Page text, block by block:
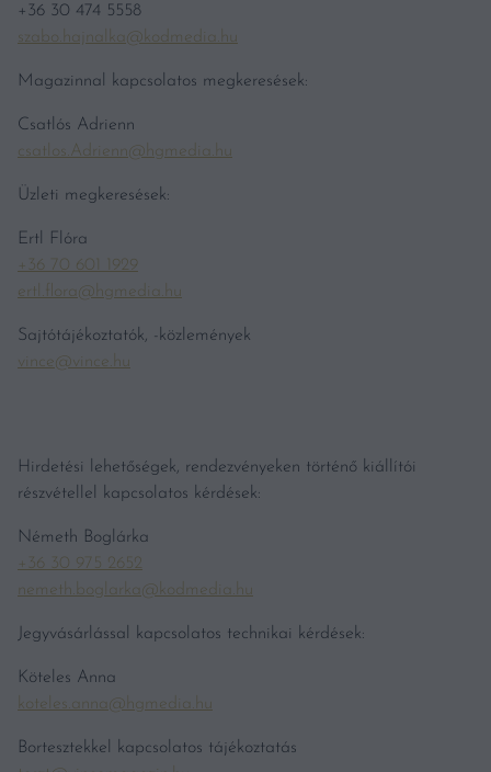
+36 30 474 5558
szabo.hajnalka@kodmedia.hu
Magazinnal kapcsolatos megkeresések:
Csatlós Adrienn
csatlos.Adrienn@hgmedia.hu
Üzleti megkeresések:
Ertl Flóra
+36 70 601 1929
ertl.flora@hgmedia.hu
Sajtótájékoztatók, -közlemények
vince@vince.hu
Hirdetési lehetőségek, rendezvényeken történő kiállítói
részvétellel kapcsolatos kérdések:
Németh Boglárka
+36 30 975 2652
nemeth.boglarka@kodmedia.hu
Jegyvásárlással kapcsolatos technikai kérdések:
Köteles Anna
koteles.anna@hgmedia.hu
Bortesztekkel kapcsolatos tájékoztatás